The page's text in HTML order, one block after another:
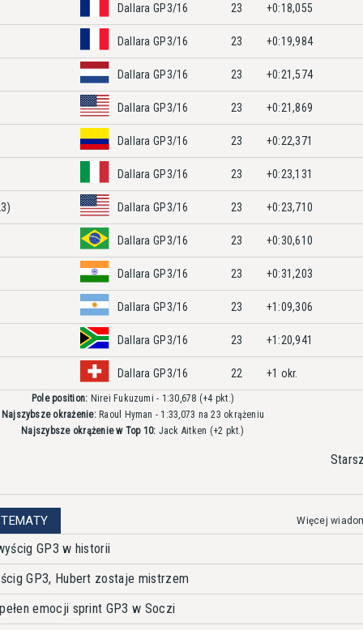
Dallara GP3/16 23 +0:18,055
Dallara GP3/16 23 +0:19,984
Dallara GP3/16 23 +0:21,574
Dallara GP3/16 23 +0:21,869
Dallara GP3/16 23 +0:22,371
Dallara GP3/16 23 +0:23,131
Dallara GP3/16 23 +0:23,710
Dallara GP3/16 23 +0:30,610
Dallara GP3/16 23 +0:31,203
Dallara GP3/16 23 +1:09,306
Dallara GP3/16 23 +1:20,941
Dallara GP3/16 22 +1 okr.
Pole position: Nirei Fukuzumi - 1:30,678 (+4 pkt.)
Najszybsze okrażenie:Raoul Hyman - 1:33,073 na 23 okrążeniu
Najszybsze okrążenie w Top 10: Jack Aitken (+2 pkt.)
Więcej
GP3 w historii
GP3, Hubert zostaje mistrzem
emocji sprint GP3 w Soczi